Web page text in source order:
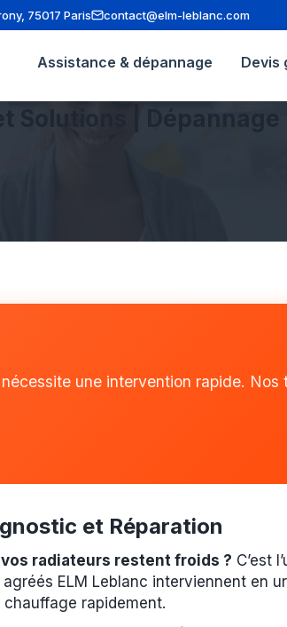
75017 Paris contact@elm-leblanc.com
Assistance & dépannage Devis
une intervention rapide.
et Réparation
radiateurs restent froids ? C’est
ELM Leblanc interviennent en
rapidement.